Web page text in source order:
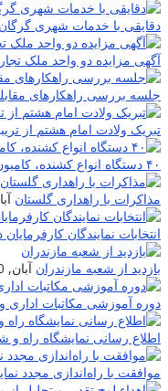
دقایقی با خدمات شهری گرگان
آگهی مزایده دو واحد ملک
جلسه بررسی راهکارهای
تبریک ولادت امام هشتم از
۴۰ دستگاه انواع کشنده، کامیون، کامیونت و یدک‌های دو و سه محور، پس از بازسازی و تعمیر به چرخه حمل شرکت حمل و نقل خلیج فارس برگشتند
مذاکرات با راهداری گلستان
انتخابات نمایندگان
بازدید از شعبه مازندران آبان, 1400
دوره آموزشی مکاتبات
اطلاع رسانی نمایشگاه راه و
موافقت با راه‌اندازی مجدد نمایندگی